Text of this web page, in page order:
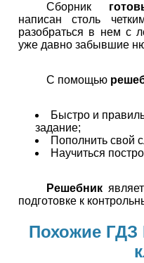
Сборник
написан столь
разобраться в нем с
уже давно забывшие
С помощью
Быстро и
задание;
Пополнить свой
Научиться
Решебник
подготовке к
Похожие ГДЗ